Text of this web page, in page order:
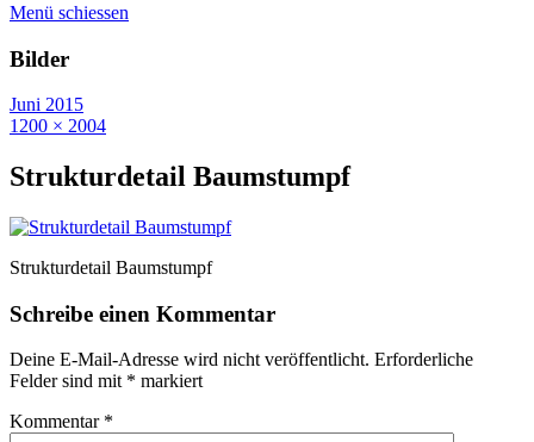
Menü schiessen
Bilder
Juni 2015
1200 × 2004
Strukturdetail Baumstumpf
Strukturdetail Baumstumpf
Schreibe einen Kommentar
Deine E-Mail-Adresse wird nicht veröffentlicht. Erforderliche
Felder sind mit * markiert
Kommentar *